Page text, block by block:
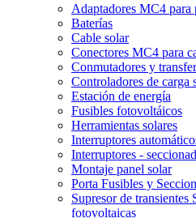
Adaptadores MC4 para
Baterías
Cable solar
Conectores MC4 para
Conmutadores y
Controladores de carga
Estación de energía
Fusibles fotovoltáicos
Herramientas solares
Interruptores
Interruptores -
Montaje panel solar
Porta Fusibles y
Supresor de transientes
fotovoltaicas